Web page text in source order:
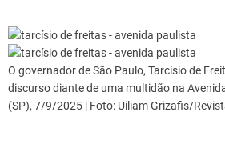
O governador de São Paulo, Tarcísio de
discurso diante de uma multidão na
(SP), 7/9/2025 | Foto: Uiliam Grizafis/